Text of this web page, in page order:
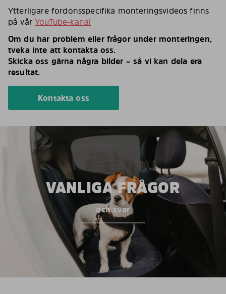
Ytterligare fordonsspecifika monteringsvideos finns
på vårYouTube-kanal
Om du har problem eller frågor under monteringen,
tveka inte att kontakta oss.
Skicka oss gärna några bilder – så vi kan dela era
resultat.
Kontakta oss
VANLIGA FRÅGOR
och svar